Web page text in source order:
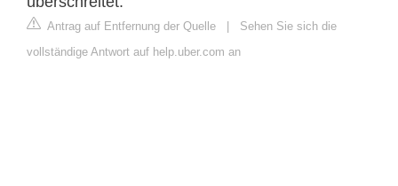
Antrag auf Entfernung der Quelle | Sehen Sie sich die
vollständige Antwort auf help.uber.com an